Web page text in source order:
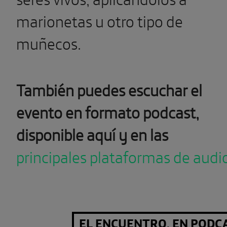
marionetas u otro tipo de
muñecos.
También puedes escuchar el
evento en formato podcast,
disponible aquí y en las
principales plataformas de
EL ENCUENTRO, EN